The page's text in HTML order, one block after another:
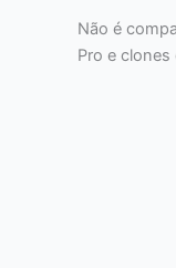
Não é
Pro e